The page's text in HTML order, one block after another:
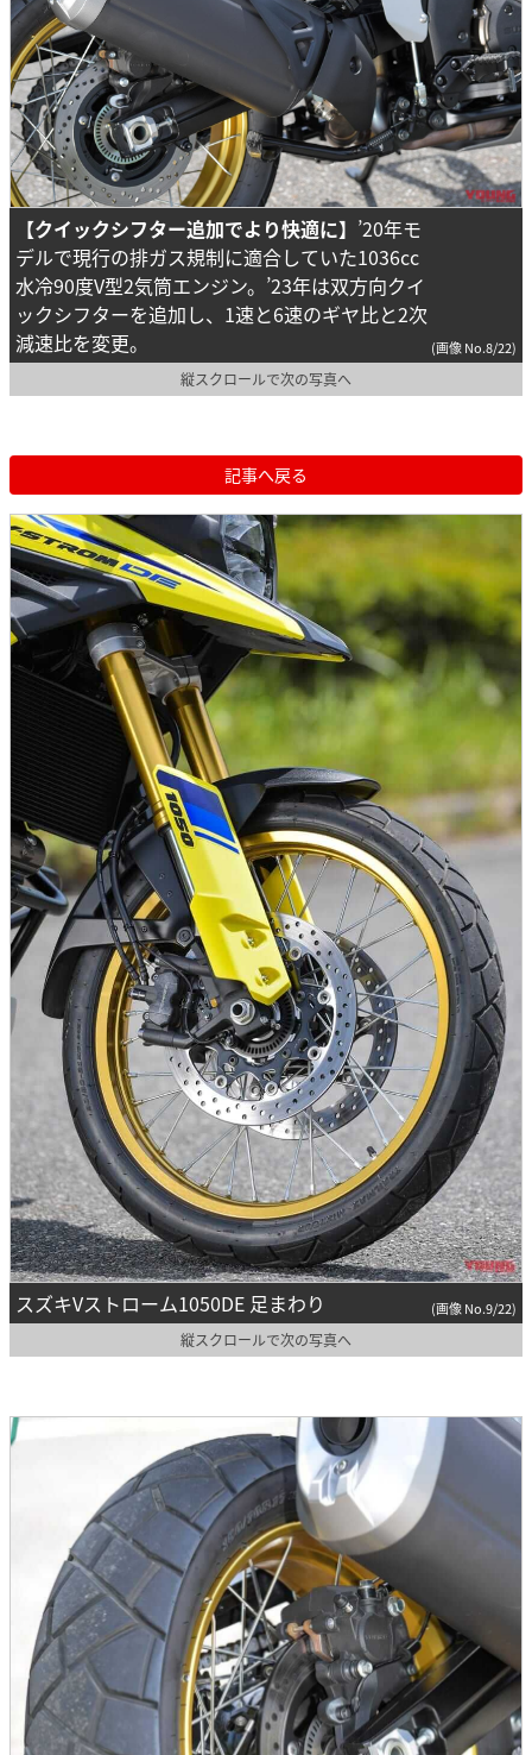
【クイックシフター追加でより快適に】 ’20年モ
デルで現行の排ガス規制に適合していた1036cc
水冷90度V型2気筒エンジン。’23年は双方向クイ
ックシフターを追加し、1速と6速のギヤ比と2次
減速比を変更。
(画像 No.8/22)
縦スクロールで次の写真へ
記事へ戻る
スズキVストローム1050DE 足まわり (画像 No.9/22)
縦スクロールで次の写真へ